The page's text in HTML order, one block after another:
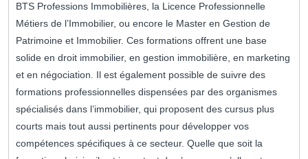
BTS Professions Immobilières, la Licence Professionnelle
Métiers de l’Immobilier, ou encore le Master en Gestion de
Patrimoine et Immobilier. Ces formations offrent une base
solide en droit immobilier, en gestion immobilière, en marketing
et en négociation. Il est également possible de suivre des
formations professionnelles dispensées par des organismes
spécialisés dans l’immobilier, qui proposent des cursus plus
courts mais tout aussi pertinents pour développer vos
compétences spécifiques à ce secteur. Quelle que soit la